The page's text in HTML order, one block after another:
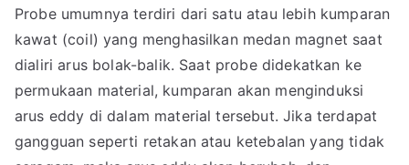
Probe umumnya terdiri dari satu atau lebih kumparan
kawat (coil) yang menghasilkan medan magnet saat
dialiri arus bolak-balik. Saat probe didekatkan ke
permukaan material, kumparan akan menginduksi
arus eddy di dalam material tersebut. Jika terdapat
gangguan seperti retakan atau ketebalan yang tidak